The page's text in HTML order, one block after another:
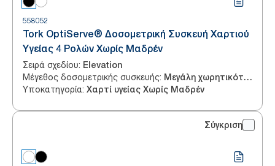
558052
Tork OptiServe® Δοσομετρική Συσκευή Χαρτιού
Υγείας 4 Ρολών Χωρίς Μαδρέν
Σειρά σχεδίου: Elevation
Μέγεθος δοσομετρικής συσκευής: Μεγάλη χωρητικότητα
Υποκατηγορία: Χαρτί υγείας Χωρίς Μαδρέν
Σύγκριση